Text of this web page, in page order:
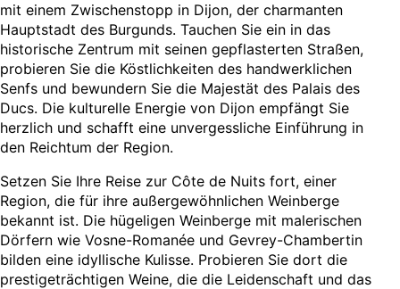
mit einem Zwischenstopp in Dijon, der charmanten
Hauptstadt des Burgunds. Tauchen Sie ein in das
historische Zentrum mit seinen gepflasterten Straßen,
probieren Sie die Köstlichkeiten des handwerklichen
Senfs und bewundern Sie die Majestät des Palais des
Ducs. Die kulturelle Energie von Dijon empfängt Sie
herzlich und schafft eine unvergessliche Einführung in
den Reichtum der Region.
Setzen Sie Ihre Reise zur Côte de Nuits fort, einer
Region, die für ihre außergewöhnlichen Weinberge
bekannt ist. Die hügeligen Weinberge mit malerischen
Dörfern wie Vosne-Romanée und Gevrey-Chambertin
bilden eine idyllische Kulisse. Probieren Sie dort die
prestigeträchtigen Weine, die die Leidenschaft und das